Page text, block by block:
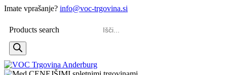
Imate vprašanje? info@voc-trgovina.si
Products search